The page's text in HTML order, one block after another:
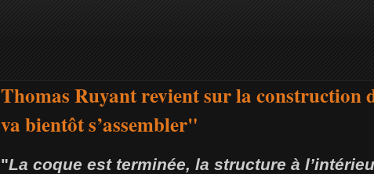
Thomas Ruyant revient sur la construction
va bientôt s’assembler"
"La coque est terminée, la structure à